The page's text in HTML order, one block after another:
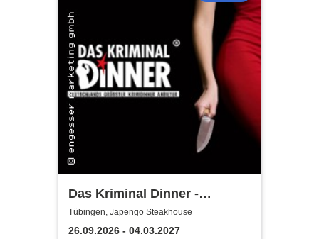
Das Kriminal Dinner -
Hauptkommissar Schröder
ermittelt
Tübingen, Japengo Steakhouse
26.09.2026 - 04.03.2027